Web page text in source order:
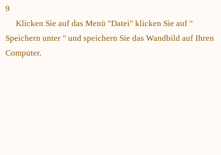
9
Klicken Sie auf das Menü "Datei" klicken Sie auf "
Speichern unter " und speichern Sie das Wandbild auf Ihren
Computer.